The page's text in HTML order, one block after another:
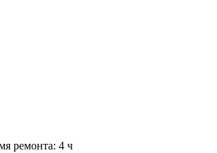
ремонта: 4 ч